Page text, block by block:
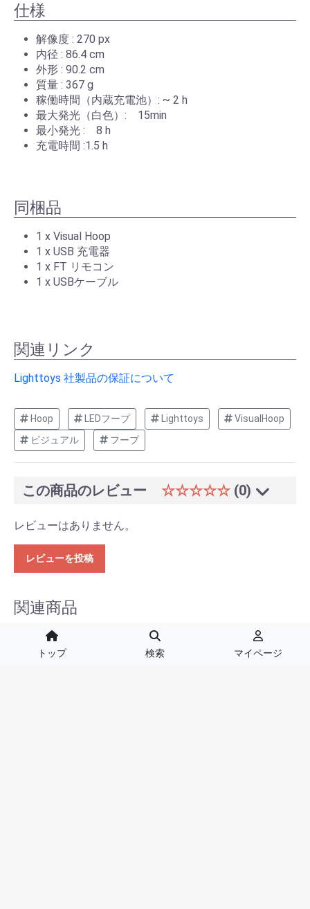
仕様
解像度 : 270 px
内径 : 86.4 cm
外形 : 90.2 cm
質量 : 367 g
稼働時間（内蔵充電池）: ~ 2 h
最大発光（白色）: 15min
最小発光 : 8 h
充電時間 :1.5 h
同梱品
1 x Visual Hoop
1 x USB 充電器
1 x FT リモコン
1 x USBケーブル
関連リンク
Lighttoys 社製品の保証について
Hoop LEDフープ Lighttoys
VisualHoop
ビジュアル
フープ
この商品のレビュー ☆☆☆☆☆ (0)
レビューはありません。
レビューを投稿
関連商品
トップ 検索 マイページ